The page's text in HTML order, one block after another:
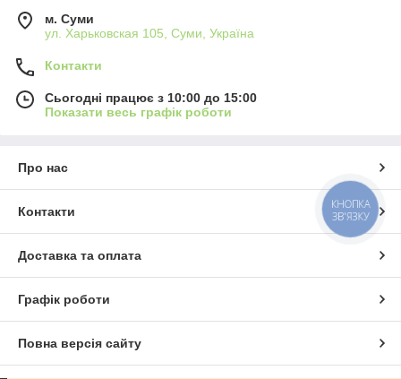
м. Суми
ул. Харьковская 105, Суми, Україна
Контакти
Сьогодні працює з 10:00 до 15:00
Показати весь графік роботи
Про нас
Контакти
Доставка та оплата
Графік роботи
Повна версія сайту
КНОПКА
ЗВ'ЯЗКУ